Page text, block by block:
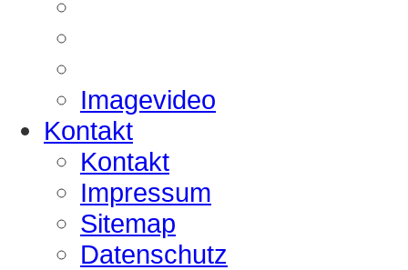
Imagevideo
Kontakt
Kontakt
Impressum
Sitemap
Datenschutz